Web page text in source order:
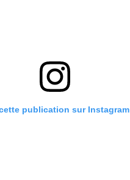
publication sur Instagram